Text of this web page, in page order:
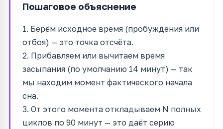
Пошаговое объяснение
1. Берём исходное время (пробуждения или
отбоя) — это точка отсчёта.
2. Прибавляем или вычитаем время
засыпания (по умолчанию 14 минут) — так
мы находим момент фактического начала
сна.
3. От этого момента откладываем N полных
циклов по 90 минут — это даёт серию